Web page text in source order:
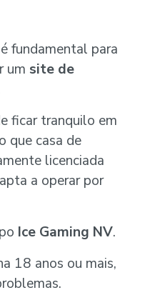
fundamental para
um site de
ficar tranquilo em
que casa de
licenciada
a operar por
Ice Gaming NV.
18 anos ou mais,